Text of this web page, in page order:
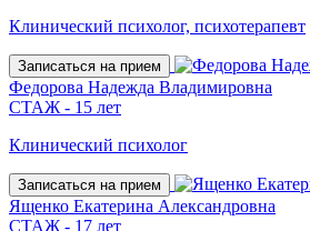
Клинический психолог, психотерапевт
Записаться на прием
Федорова Надежда Владимировна
СТАЖ - 15 лет
Клинический психолог
Записаться на прием
Ященко Екатерина Александровна
СТАЖ - 17 лет